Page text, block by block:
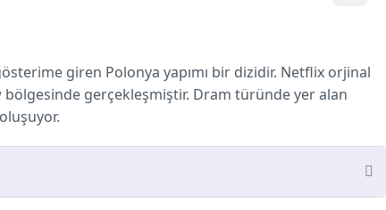
giren Polonya yapımı bir dizidir. Netflix orjinal
bölgesinde gerçekleşmiştir. Dram türünde yer alan